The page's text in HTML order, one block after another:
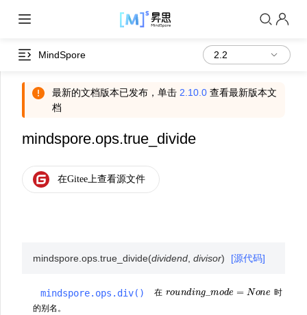
MindSpore
最新的文档版本已发布，单击 2.10.0 查看最新版本文
档
mindspore.ops.true_divide
mindspore.ops.true_divide(dividend ,divisor) [源代码]
mindspore.ops.div() 在 din de on
时
的别名。